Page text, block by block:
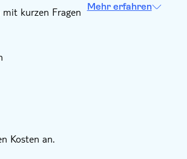
kurzen Fragen
Mehr erfahren
Kosten an.